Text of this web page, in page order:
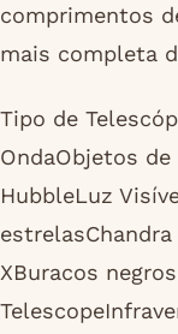
comprimentos
mais completa
Tipo de
OndaObjetos
HubbleLuz
XBuracos